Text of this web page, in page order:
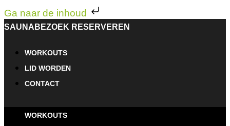
Ga naar de inhoud
SAUNABEZOEK RESERVEREN
WORKOUTS
LID WORDEN
CONTACT
WORKOUTS